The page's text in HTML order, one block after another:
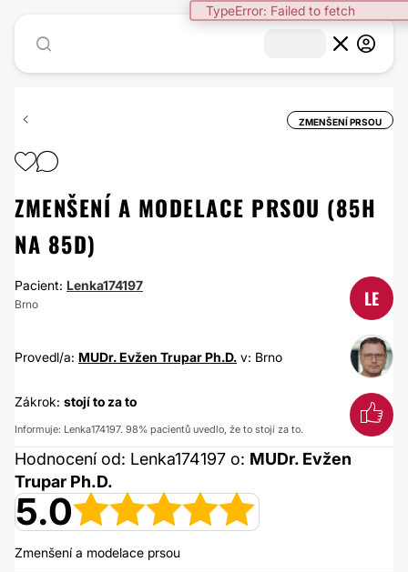
TypeError: Failed to fetch
ZMENŠENÍ PRSOU
ZMENŠENÍ A MODELACE PRSOU (85H
NA 85D)
Pacient: Lenka174197
Brno LE
Provedl/a: MUDr. Evžen Trupar Ph.D. v: Brno
Zákrok: stojí to za to
Informuje: Lenka174197. 98% pacientů uvedlo, že to stojí za to.
Hodnocení od: Lenka174197 o: MUDr. Evžen
Trupar Ph.D.
5.0
Zmenšení a modelace prsou